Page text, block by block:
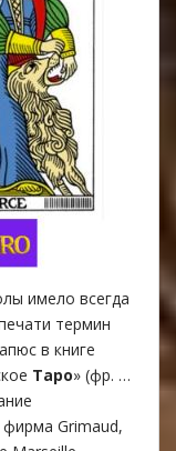
имело всегда
термин
в книге
Таро» (фр. …
фирма Grimaud,